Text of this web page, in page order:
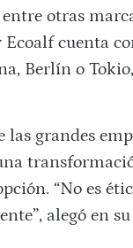
otras
Ecoalf cuenta
Berlín o
las grandes
“No es
alegó en